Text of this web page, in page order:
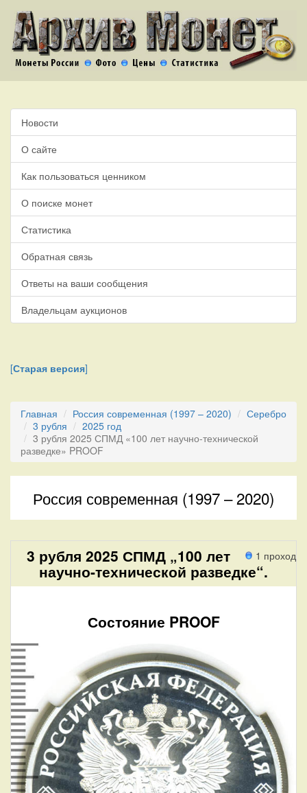
Новости
О сайте
Как пользоваться ценником
О поиске монет
Статистика
Обратная связь
Ответы на ваши сообщения
Владельцам аукционов
[Старая версия]
Главная Россия современная (1997 – 2020)
Серебро
3 рубля
2025 год
3 рубля 2025 СПМД «100 лет научно-технической
разведке» PROOF
Россия современная (1997 – 2020)
1 проход
3 рубля 2025 СПМД „100 лет
научно-технической разведке“.
Состояние PROOF